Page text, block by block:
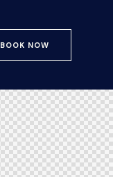
BOOK NOW